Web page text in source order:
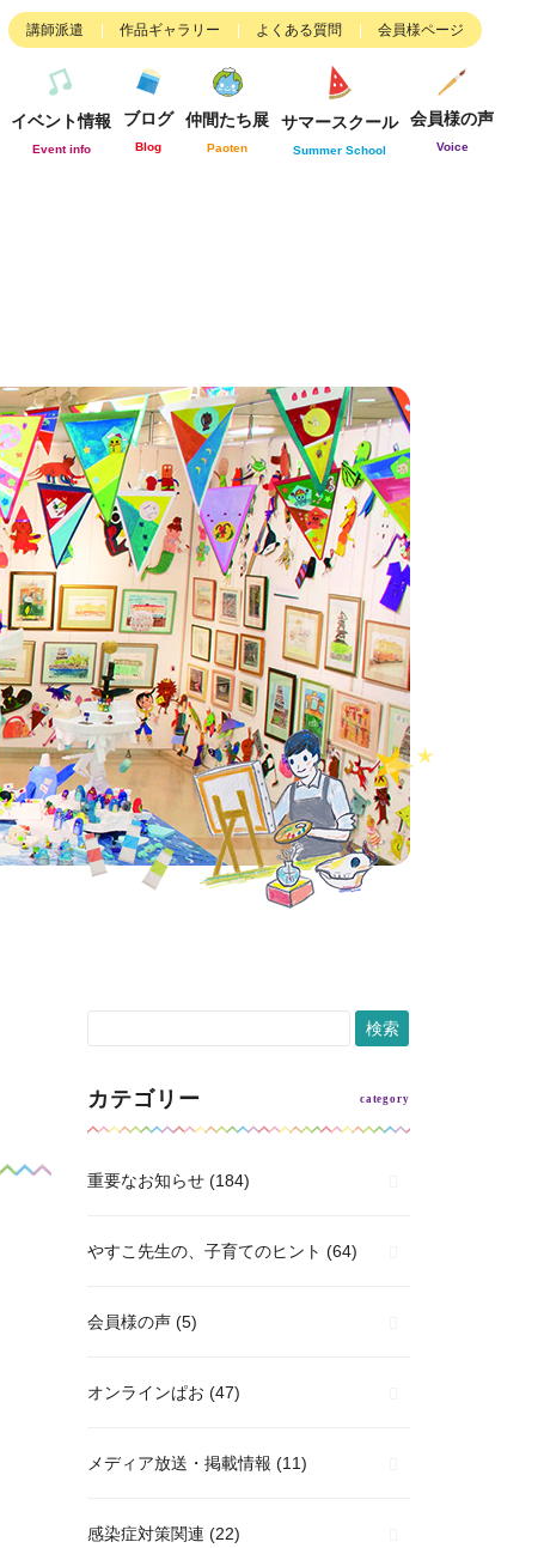
講師派遣 作品ギャラリー よくある質問 会員様ページ
イベント情報
Event info
ブログ
Blog
仲間たち展
Paoten
サマースクール
Summer School
会員様の声
Voice
カテゴリー
重要なお知らせ (184)
やすこ先生の、子育てのヒント (64)
会員様の声 (5)
オンラインぱお (47)
メディア放送・掲載情報 (11)
感染症対策関連 (22)